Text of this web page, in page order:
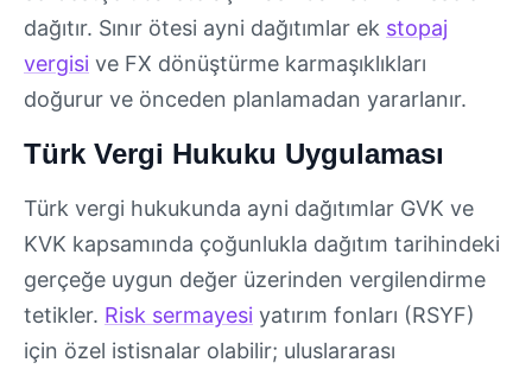
dağıtır. Sınır ötesi ayni dağıtımlar ek stopaj
vergisi ve FX dönüştürme karmaşıklıkları
doğurur ve önceden planlamadan yararlanır.
Türk Vergi Hukuku Uygulaması
Türk vergi hukukunda ayni dağıtımlar GVK ve
KVK kapsamında çoğunlukla dağıtım tarihindeki
gerçeğe uygun değer üzerinden vergilendirme
tetikler. Risk sermayesi yatırım fonları (RSYF)
için özel istisnalar olabilir; uluslararası